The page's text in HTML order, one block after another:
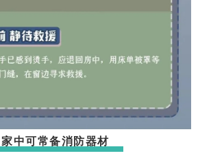
家中可常备消防器材